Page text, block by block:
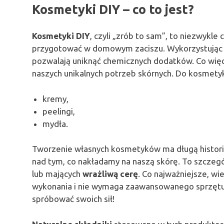
Kosmetyki DIY – co to jest?
Kosmetyki DIY, czyli „zrób to sam”, to
przygotować w domowym zaciszu. Wykorzystując
pozwalają uniknąć chemicznych dodatków. Co
naszych unikalnych potrzeb skórnych. Do
kremy,
peelingi,
mydła.
Tworzenie własnych kosmetyków ma długą
nad tym, co nakładamy na naszą skórę. To
lub mających wrażliwą cerę. Co najważniejsze,
wykonania i nie wymaga zaawansowanego
spróbować swoich sił!